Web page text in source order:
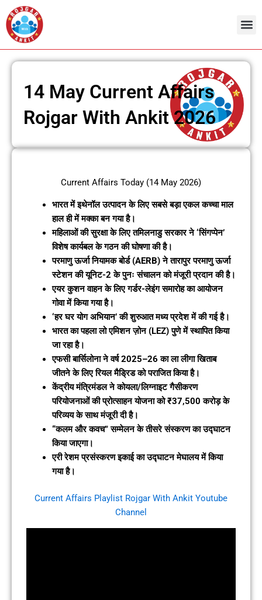
Skip
to
content
14 May Current Affairs
Rojgar With Ankit 2026
Current Affairs Today (14 May 2026)
भारत में इथेनॉल उत्पादन के लिए सबसे बड़ा एकल कच्चा माल
हाल ही में मक्का बन गया है।
महिलाओं की सुरक्षा के लिए तमिलनाडु सरकार ने ‘सिंगप्पेन’
विशेष कार्यबल के गठन की घोषणा की है।
परमाणु ऊर्जा नियामक बोर्ड (AERB) ने तारापुर परमाणु ऊर्जा
स्टेशन की यूनिट-2 के पुनः संचालन को मंजूरी प्रदान की है।
एयर कुशन वाहन के लिए गर्डर-लेइंग समारोह का आयोजन
गोवा में किया गया है।
‘हर घर योग अभियान’ की शुरुआत मध्य प्रदेश में की गई है।
भारत का पहला लो एमिशन ज़ोन (LEZ) पुणे में स्थापित किया
जा रहा है।
एफसी बार्सिलोना ने वर्ष 2025–26 का ला लीगा खिताब
जीतने के लिए रियल मैड्रिड को पराजित किया है।
केंद्रीय मंत्रिमंडल ने कोयला/लिग्नाइट गैसीकरण
परियोजनाओं की प्रोत्साहन योजना को ₹37,500 करोड़ के
परिव्यय के साथ मंजूरी दी है।
“कलम और कवच” सम्मेलन के तीसरे संस्करण का उद्घाटन
किया जाएगा।
एरी रेशम प्रसंस्करण इकाई का उद्घाटन मेघालय में किया
गया है।
Current Affairs Playlist Rojgar With Ankit Youtube
Channel